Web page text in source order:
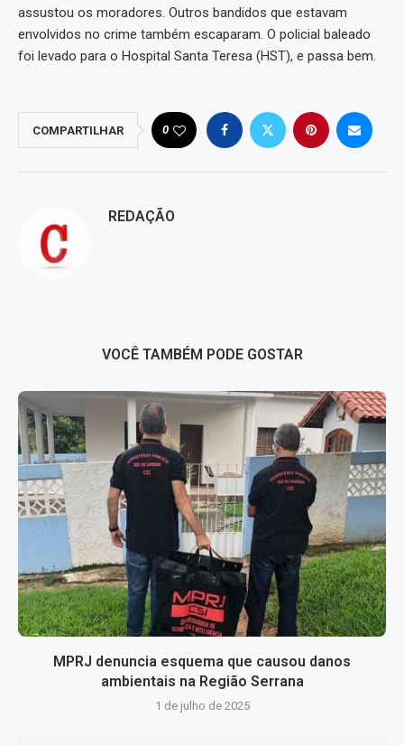
assustou os moradores. Outros bandidos que estavam
envolvidos no crime também escaparam. O policial baleado
foi levado para o Hospital Santa Teresa (HST), e passa bem.
COMPARTILHAR 0
REDAÇÃO
VOCÊ TAMBÉM PODE GOSTAR
MPRJ denuncia esquema que causou danos
ambientais na Região Serrana
1 de julho de 2025